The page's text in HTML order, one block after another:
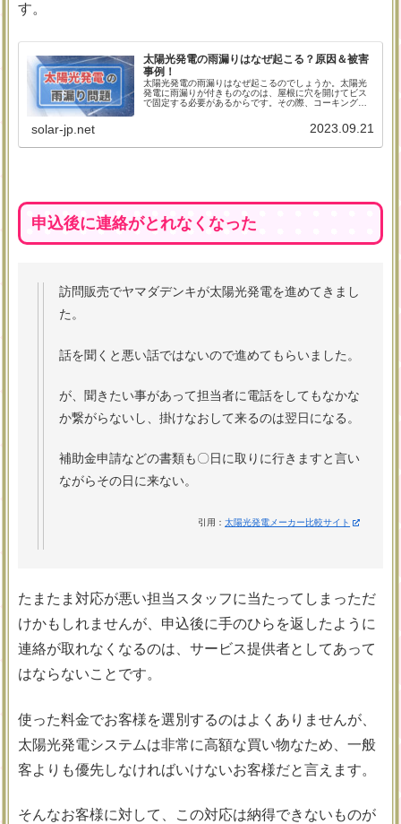
す。
太陽光発電の雨漏りはなぜ起こる？原因＆被害
事例！
太陽光発電の雨漏りはなぜ起こるのでしょうか。太陽光
発電に雨漏りが付きものなのは、屋根に穴を開けてビス
で固定する必要があるからです。その際、コーキングな
のです。実際にあった事例をもとに、太陽光と雨漏りの
solar-jp.net 2023.09.21
申込後に連絡がとれなくなった
訪問販売でヤマダデンキが太陽光発電を進めてきまし
た。
話を聞くと悪い話ではないので進めてもらいました。
が、聞きたい事があって担当者に電話をしてもなかな
か繋がらないし、掛けなおして来るのは翌日になる。
補助金申請などの書類も〇日に取りに行きますと言い
ながらその日に来ない。
引用：太陽光発電メーカー比較サイト
たまたま対応が悪い担当スタッフに当たってしまっただ
けかもしれませんが、申込後に手のひらを返したように
連絡が取れなくなるのは、サービス提供者としてあって
はならないことです。
使った料金でお客様を選別するのはよくありませんが、
太陽光発電システムは非常に高額な買い物なため、一般
客よりも優先しなければいけないお客様だと言えます。
そんなお客様に対して、この対応は納得できないものが